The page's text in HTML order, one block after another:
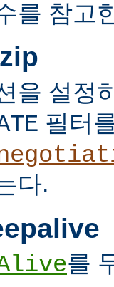
를 참고
을 설정
필터
다.
를